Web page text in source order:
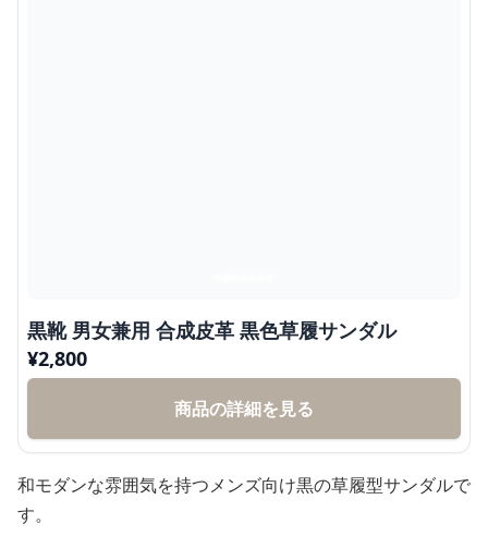
黒靴 男女兼用 合成皮革 黒色草履サンダル
¥2,800
商品の詳細を見る
和モダンな雰囲気を持つメンズ向け黒の草履型サンダルで
す。